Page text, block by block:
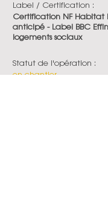
Label / Certification :
Certification NF Habitat
anticipé - Label BBC
logements sociaux
Statut de l'opération :
en chantier